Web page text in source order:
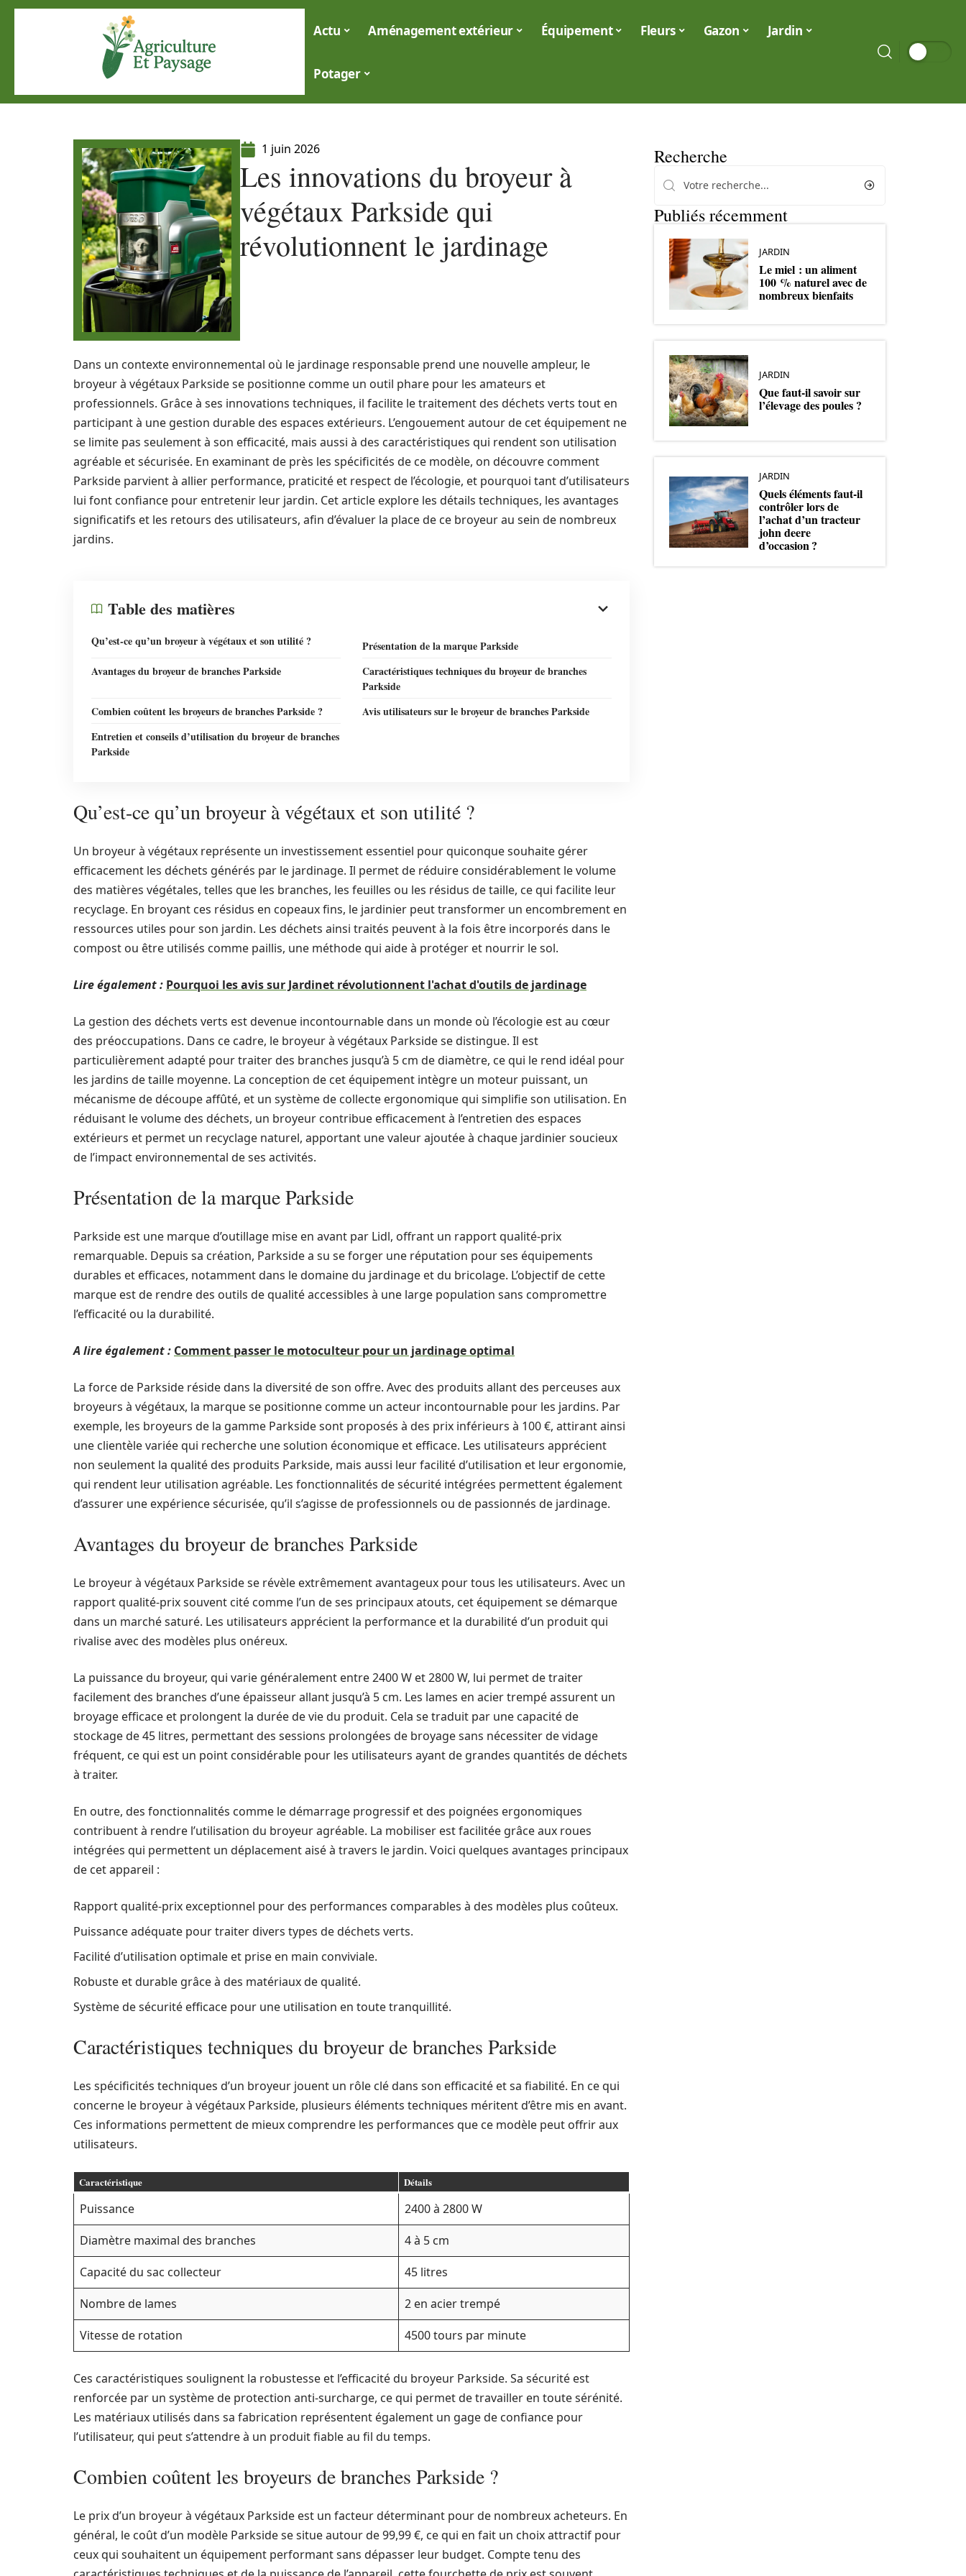
Actu Aménagement extérieur Équipement Fleurs Gazon Jardin
Potager
1 juin 2026
Les innovations du broyeur à
végétaux Parkside qui
révolutionnent le jardinage
Dans un contexte environnemental où le jardinage responsable prend une nouvelle ampleur, le
broyeur à végétaux Parkside se positionne comme un outil phare pour les amateurs et
professionnels. Grâce à ses innovations techniques, il facilite le traitement des déchets verts tout en
participant à une gestion durable des espaces extérieurs. L’engouement autour de cet équipement ne
se limite pas seulement à son efficacité, mais aussi à des caractéristiques qui rendent son utilisation
agréable et sécurisée. En examinant de près les spécificités de ce modèle, on découvre comment
Parkside parvient à allier performance, praticité et respect de l’écologie, et pourquoi tant d’utilisateurs
lui font confiance pour entretenir leur jardin. Cet article explore les détails techniques, les avantages
significatifs et les retours des utilisateurs, afin d’évaluer la place de ce broyeur au sein de nombreux
jardins.
Table des matières
Qu’est-ce qu’un broyeur à végétaux et son utilité ?
Présentation de la marque Parkside
Avantages du broyeur de branches Parkside
Caractéristiques techniques du broyeur de branches
Parkside
Combien coûtent les broyeurs de branches Parkside ?
Avis utilisateurs sur le broyeur de branches Parkside
Entretien et conseils d’utilisation du broyeur de branches
Parkside
Qu’est-ce qu’un broyeur à végétaux et son utilité ?
Un broyeur à végétaux représente un investissement essentiel pour quiconque souhaite gérer
efficacement les déchets générés par le jardinage. Il permet de réduire considérablement le volume
des matières végétales, telles que les branches, les feuilles ou les résidus de taille, ce qui facilite leur
recyclage. En broyant ces résidus en copeaux fins, le jardinier peut transformer un encombrement en
ressources utiles pour son jardin. Les déchets ainsi traités peuvent à la fois être incorporés dans le
compost ou être utilisés comme paillis, une méthode qui aide à protéger et nourrir le sol.
Lire également : Pourquoi les avis sur Jardinet révolutionnent l'achat d'outils de jardinage
La gestion des déchets verts est devenue incontournable dans un monde où l’écologie est au cœur
des préoccupations. Dans ce cadre, le broyeur à végétaux Parkside se distingue. Il est
particulièrement adapté pour traiter des branches jusqu’à 5 cm de diamètre, ce qui le rend idéal pour
les jardins de taille moyenne. La conception de cet équipement intègre un moteur puissant, un
mécanisme de découpe affûté, et un système de collecte ergonomique qui simplifie son utilisation. En
réduisant le volume des déchets, un broyeur contribue efficacement à l’entretien des espaces
extérieurs et permet un recyclage naturel, apportant une valeur ajoutée à chaque jardinier soucieux
de l’impact environnemental de ses activités.
Présentation de la marque Parkside
Parkside est une marque d’outillage mise en avant par Lidl, offrant un rapport qualité-prix
remarquable. Depuis sa création, Parkside a su se forger une réputation pour ses équipements
durables et efficaces, notamment dans le domaine du jardinage et du bricolage. L’objectif de cette
marque est de rendre des outils de qualité accessibles à une large population sans compromettre
l’efficacité ou la durabilité.
A lire également : Comment passer le motoculteur pour un jardinage optimal
La force de Parkside réside dans la diversité de son offre. Avec des produits allant des perceuses aux
broyeurs à végétaux, la marque se positionne comme un acteur incontournable pour les jardins. Par
exemple, les broyeurs de la gamme Parkside sont proposés à des prix inférieurs à 100 €, attirant ainsi
une clientèle variée qui recherche une solution économique et efficace. Les utilisateurs apprécient
non seulement la qualité des produits Parkside, mais aussi leur facilité d’utilisation et leur ergonomie,
qui rendent leur utilisation agréable. Les fonctionnalités de sécurité intégrées permettent également
d’assurer une expérience sécurisée, qu’il s’agisse de professionnels ou de passionnés de jardinage.
Avantages du broyeur de branches Parkside
Le broyeur à végétaux Parkside se révèle extrêmement avantageux pour tous les utilisateurs. Avec un
rapport qualité-prix souvent cité comme l’un de ses principaux atouts, cet équipement se démarque
dans un marché saturé. Les utilisateurs apprécient la performance et la durabilité d’un produit qui
rivalise avec des modèles plus onéreux.
La puissance du broyeur, qui varie généralement entre 2400 W et 2800 W, lui permet de traiter
facilement des branches d’une épaisseur allant jusqu’à 5 cm. Les lames en acier trempé assurent un
broyage efficace et prolongent la durée de vie du produit. Cela se traduit par une capacité de
stockage de 45 litres, permettant des sessions prolongées de broyage sans nécessiter de vidage
fréquent, ce qui est un point considérable pour les utilisateurs ayant de grandes quantités de déchets
à traiter.
En outre, des fonctionnalités comme le démarrage progressif et des poignées ergonomiques
contribuent à rendre l’utilisation du broyeur agréable. La mobiliser est facilitée grâce aux roues
intégrées qui permettent un déplacement aisé à travers le jardin. Voici quelques avantages principaux
de cet appareil :
Rapport qualité-prix exceptionnel pour des performances comparables à des modèles plus coûteux.
Puissance adéquate pour traiter divers types de déchets verts.
Facilité d’utilisation optimale et prise en main conviviale.
Robuste et durable grâce à des matériaux de qualité.
Système de sécurité efficace pour une utilisation en toute tranquillité.
Caractéristiques techniques du broyeur de branches Parkside
Les spécificités techniques d’un broyeur jouent un rôle clé dans son efficacité et sa fiabilité. En ce qui
concerne le broyeur à végétaux Parkside, plusieurs éléments techniques méritent d’être mis en avant.
Ces informations permettent de mieux comprendre les performances que ce modèle peut offrir aux
utilisateurs.
Caractéristique Détails
Puissance
2400 à 2800 W
Diamètre maximal des branches
4 à 5 cm
Capacité du sac collecteur
45 litres
Nombre de lames
2 en acier trempé
Vitesse de rotation
4500 tours par minute
Ces caractéristiques soulignent la robustesse et l’efficacité du broyeur Parkside. Sa sécurité est
renforcée par un système de protection anti-surcharge, ce qui permet de travailler en toute sérénité.
Les matériaux utilisés dans sa fabrication représentent également un gage de confiance pour
l’utilisateur, qui peut s’attendre à un produit fiable au fil du temps.
Combien coûtent les broyeurs de branches Parkside ?
Le prix d’un broyeur à végétaux Parkside est un facteur déterminant pour de nombreux acheteurs. En
général, le coût d’un modèle Parkside se situe autour de 99,99 €, ce qui en fait un choix attractif pour
ceux qui souhaitent un équipement performant sans dépasser leur budget. Compte tenu des
Recherche
Publiés récemment
JARDIN
Le miel : un aliment
100 % naturel avec de
nombreux bienfaits
JARDIN
Que faut-il savoir sur
l’élevage des poules ?
JARDIN
Quels éléments faut-il
contrôler lors de
l’achat d’un tracteur
john deere
d’occasion ?